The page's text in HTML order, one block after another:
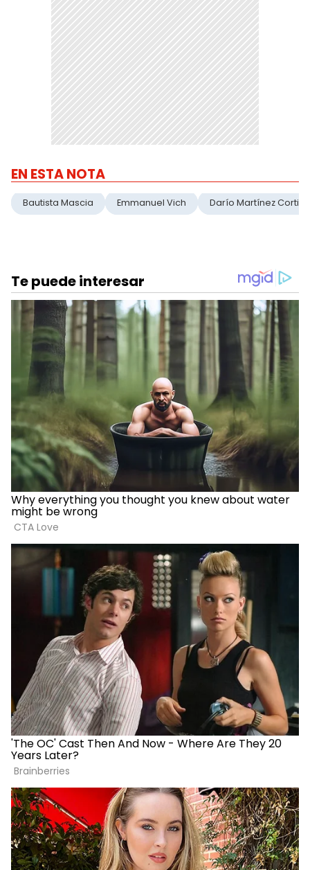
EN ESTA NOTA
Bautista Mascia Emmanuel Vich Darío Martínez Corti